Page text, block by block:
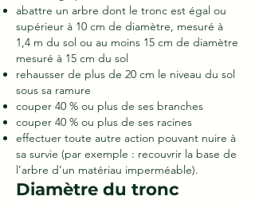
abattre un arbre dont le tronc est égal ou
supérieur à 10 cm de diamètre, mesuré à
1,4 m du sol ou au moins 15 cm de diamètre
mesuré à 15 cm du sol
rehausser de plus de 20 cm le niveau du sol
sous sa ramure
couper 40 % ou plus de ses branches
couper 40 % ou plus de ses racines
effectuer toute autre action pouvant nuire à
sa survie (par exemple : recouvrir la base de
l’arbre d’un matériau imperméable).
Diamètre du tronc